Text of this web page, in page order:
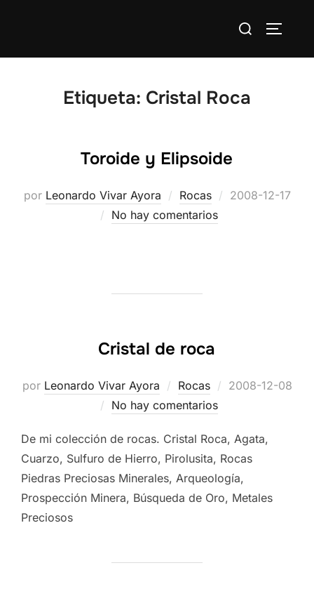
Buscar:
Etiqueta: Cristal Roca
Toroide y Elipsoide
por Leonardo Vivar Ayora Rocas
Publicado
2008-12-17
No hay comentarios
Cristal de roca
por Leonardo Vivar Ayora Rocas
Publicado
2008-12-08
No hay comentarios
De mi colección de rocas. Cristal Roca, Agata,
Cuarzo, Sulfuro de Hierro, Pirolusita, Rocas
Piedras Preciosas Minerales, Arqueología,
Prospección Minera, Búsqueda de Oro, Metales
Preciosos